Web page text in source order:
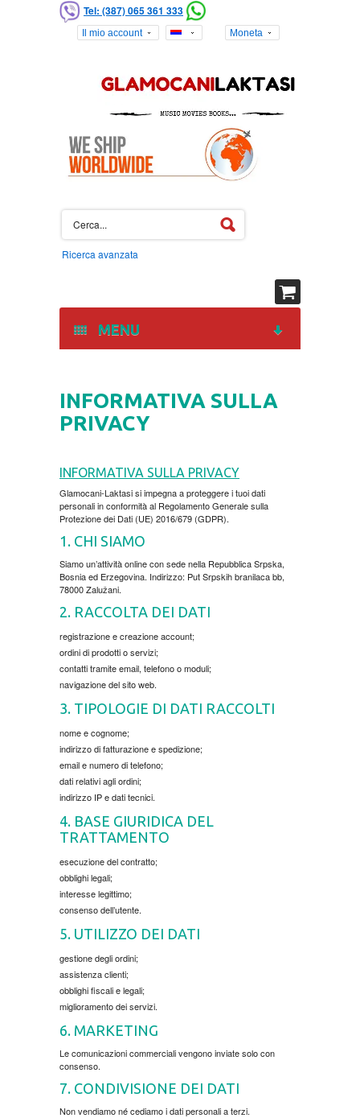
Tel: (387) 065 361 333
Il mio account Moneta
Ricerca avanzata
MENU
CODICE REGALO
BECUTAN
CIBO E BEVANDE
PAVLODERM
100% NATURALE
DVD
MOVIES DVD
MUSIC DVD
GADGET
MTEL PREPAID SIM CARD
LIBRI
AVANTURISTIČKI
BIOGRAFIJA
BOJANKE
BOJANKE ZA ODRASLE
CIKLIT
DRAMA
DUH I TELO
EDUKATIVNI
EROTSKI
ESEJISTIKA
FOLK
ZABAVNA
CHILDREN'S
INFORMATIVA SULLA
PRIVACY
INFORMATIVA SULLA PRIVACY
Glamocani-Laktasi si impegna a proteggere i tuoi dati
personali in conformità al Regolamento Generale sulla
Protezione dei Dati (UE) 2016/679 (GDPR).
1. CHI SIAMO
Siamo un’attività online con sede nella Repubblica Srpska,
Bosnia ed Erzegovina. Indirizzo: Put Srpskih branilaca bb,
78000 Zalužani.
2. RACCOLTA DEI DATI
registrazione e creazione account;
ordini di prodotti o servizi;
contatti tramite email, telefono o moduli;
navigazione del sito web.
3. TIPOLOGIE DI DATI RACCOLTI
nome e cognome;
indirizzo di fatturazione e spedizione;
email e numero di telefono;
dati relativi agli ordini;
indirizzo IP e dati tecnici.
4. BASE GIURIDICA DEL
TRATTAMENTO
esecuzione del contratto;
obblighi legali;
interesse legittimo;
consenso dell’utente.
5. UTILIZZO DEI DATI
gestione degli ordini;
assistenza clienti;
obblighi fiscali e legali;
miglioramento dei servizi.
6. MARKETING
Le comunicazioni commerciali vengono inviate solo con
consenso.
7. CONDIVISIONE DEI DATI
Non vendiamo né cediamo i dati personali a terzi.